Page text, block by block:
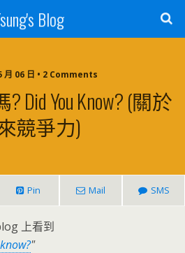
Blog
月 06 日 • 2 Comments
Did You Know? (關於
競爭力)
Pin Mail SMS
上看到